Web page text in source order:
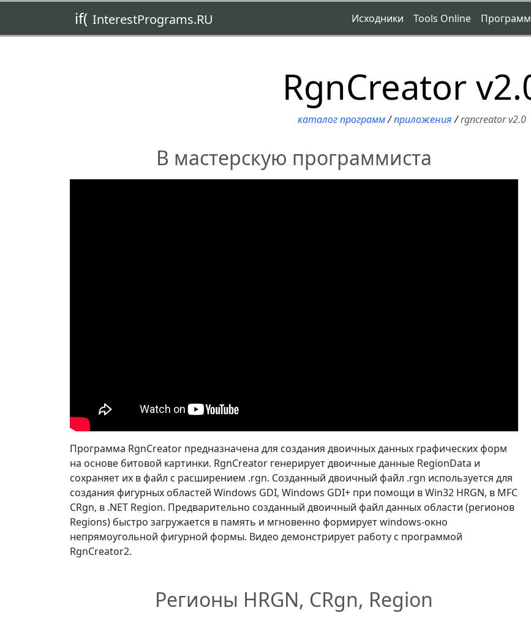
if( InterestPrograms.RU Исходники Tools Online
RgnCreator
каталог программ/приложения/rgncreator v2.0
В мастерскую программиста
Программа RgnCreator предназначена для создания двоичных данных графических форм
на основе битовой картинки. RgnCreator генерирует двоичные данные RegionData и
сохраняет их в файл с расширением .rgn. Созданный двоичный файл .rgn используется для
создания фигурных областей Windows GDI, Windows GDI+ при помощи в Win32 HRGN, в MFC
CRgn, в .NET Region. Предварительно созданный двоичный файл данных области (регионов
Regions) быстро загружается в память и мгновенно формирует windows-окно
непрямоугольной фигурной формы. Видео демонстрирует работу с программой
RgnCreator2.
Регионы HRGN, CRgn, Region